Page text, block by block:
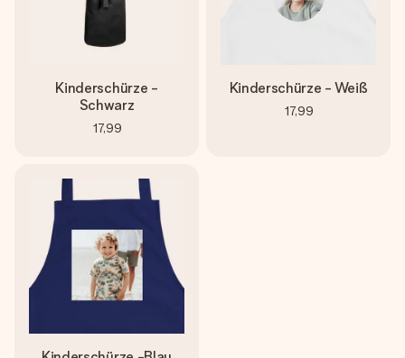
Kinderschürze -
Schwarz
17,99
Kinderschürze - Weiß
17,99